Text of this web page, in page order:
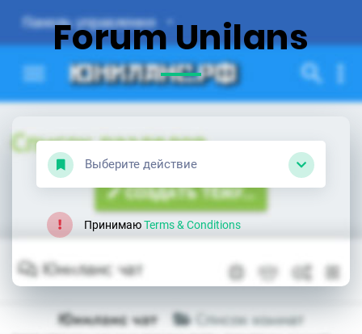
Forum Unilans
Выберите действие
ПринимаюTerms & Conditions